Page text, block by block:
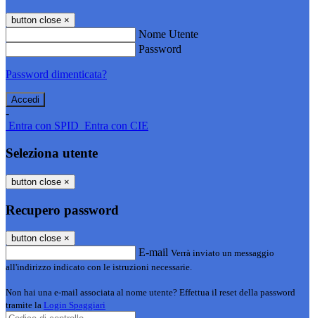
button close ×
Nome Utente
Password
Password dimenticata?
-
Entra con SPID Entra con CIE
Seleziona utente
button close ×
Recupero password
button close ×
E-mail Verrà inviato un messaggio
all'indirizzo indicato con le istruzioni necessarie.
Non hai una e-mail associata al nome utente? Effettua il reset della password
tramite la Login Spaggiari